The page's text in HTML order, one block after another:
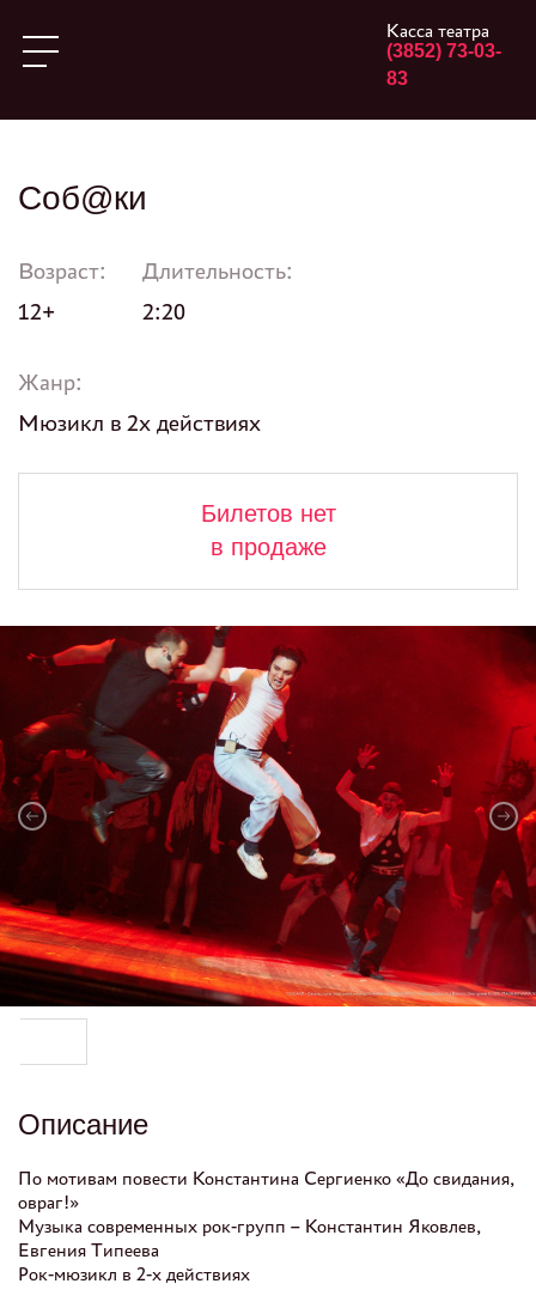
Касса театра
(3852) 73-03-
83
Соб@ки
Возраст:
12+
Длительность:
2:20
Жанр:
Мюзикл в 2х действиях
Билетов нет
в продаже
Описание
По мотивам повести Константина Сергиенко «До свидания,
овраг!»
Музыка современных рок-групп – Константин Яковлев,
Евгения Типеева
Рок-мюзикл в 2-х действиях